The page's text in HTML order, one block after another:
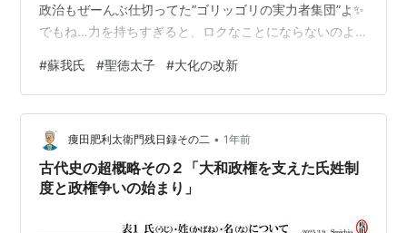
政治もぜーんぶ仕切ってた“ゴリッゴリの実力者集団”よ✨
でもね…力を持ちすぎると、ロクなことにならないのよ
せるわよ！ 「えっ？“蘇我入鹿”って暗殺された人だよ
ね？」そうそう、それよく覚えてたわね〜👏でも、蘇我
氏って1人の話じゃなくて、何代にもわたって超絶パワフ
ルだった一族なの！ 日本史で初めて「豪族の力が天皇よ
り強くなりかけた」ヤバ〜い時代を作ったのが、彼らよ
📉👑 大人も子どもも楽しめる …
#蘇我氏 #聖徳太子 #大化の改新
痩田肥利太衛門残日録その二 • 1年前
古代史の超概略その２「大和政権を支えた氏姓制
度と政権争いの始まり」